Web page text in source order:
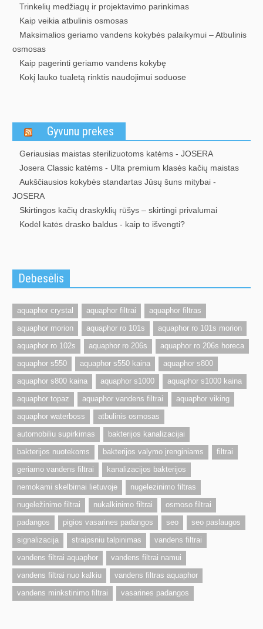
Trinkelių medžiagų ir projektavimo parinkimas
Kaip veikia atbulinis osmosas
Maksimalios geriamo vandens kokybės palaikymui – Atbulinis
osmosas
Kaip pagerinti geriamo vandens kokybę
Kokį lauko tualetą rinktis naudojimui soduose
Gyvunu prekes
Geriausias maistas sterilizuotoms katėms - JOSERA
Josera Classic katėms - Ulta premium klasės kačių maistas
Aukščiausios kokybės standartas Jūsų šuns mitybai -
JOSERA
Skirtingos kačių draskyklių rūšys – skirtingi privalumai
Kodėl katės drasko baldus - kaip to išvengti?
Debesėlis
aquaphor crystal aquaphor filtrai
aquaphor filtras
aquaphor morion
aquaphor ro 101s
aquaphor ro 101s morion
aquaphor ro 102s
aquaphor ro 206s
aquaphor ro 206s horeca
aquaphor s550
aquaphor s550 kaina
aquaphor s800
aquaphor s800 kaina
aquaphor s1000
aquaphor s1000 kaina
aquaphor topaz
aquaphor vandens filtrai
aquaphor viking
aquaphor waterboss
atbulinis osmosas
automobiliu supirkimas
bakterijos kanalizacijai
bakterijos nuotekoms
bakterijos valymo įrenginiams
filtrai
geriamo vandens filtrai
kanalizacijos bakterijos
nemokami skelbimai lietuvoje
nugelezinimo filtras
nugeležinimo filtrai
nukalkinimo filtrai
osmoso filtrai
padangos
pigios vasarines padangos seo
seo paslaugos
signalizacija
straipsniu talpinimas
vandens filtrai
vandens filtrai aquaphor
vandens filtrai namui
vandens filtrai nuo kalkiu
vandens filtras aquaphor
vandens minkstinimo filtrai
vasarines padangos